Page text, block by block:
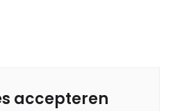
accepteren